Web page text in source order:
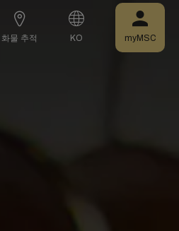
화물 추적 KO myMSC